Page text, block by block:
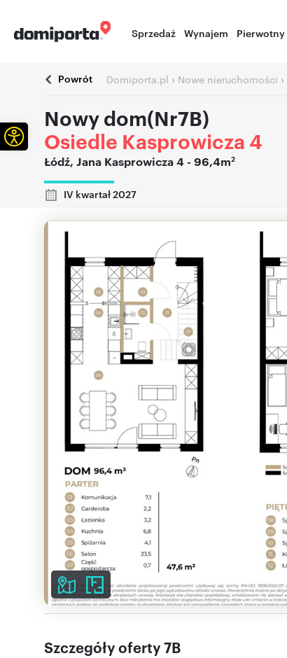
Sprzedaż Wynajem Pierwotny
Powrót Domiporta.pl › Nowe nieruchomości ›
Nowy dom(Nr7B)
Osiedle Kasprowicza 4
Łódź, Jana Kasprowicza 4 - 96,4m2
IV kwartał 2027
Szczegóły oferty 7B
Otwórz pasek narzędzi